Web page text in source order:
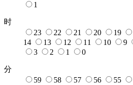
1
时
23
22 21 20 19
14
13 12 11 10 9
3
2 1 0
分
59
58 57 56 55